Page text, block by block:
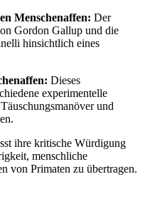
Menschenaffen: Der
Gordon Gallup und die
hinsichtlich eines
Dieses
experimentelle
und
ihre kritische Würdigung
menschliche
von Primaten zu übertragen.